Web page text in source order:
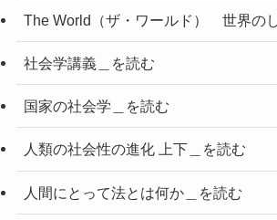
The World（ザ・ワールド） 世界の
社会学講義＿を読む
国家の社会学＿を読む
人類の社会性の進化 上下＿を読む
人間にとって法とは何か＿を読む